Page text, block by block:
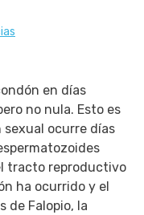
en días
no nula. Esto es
ocurre días
tracto reproductivo
ha ocurrido y el
de Falopio, la